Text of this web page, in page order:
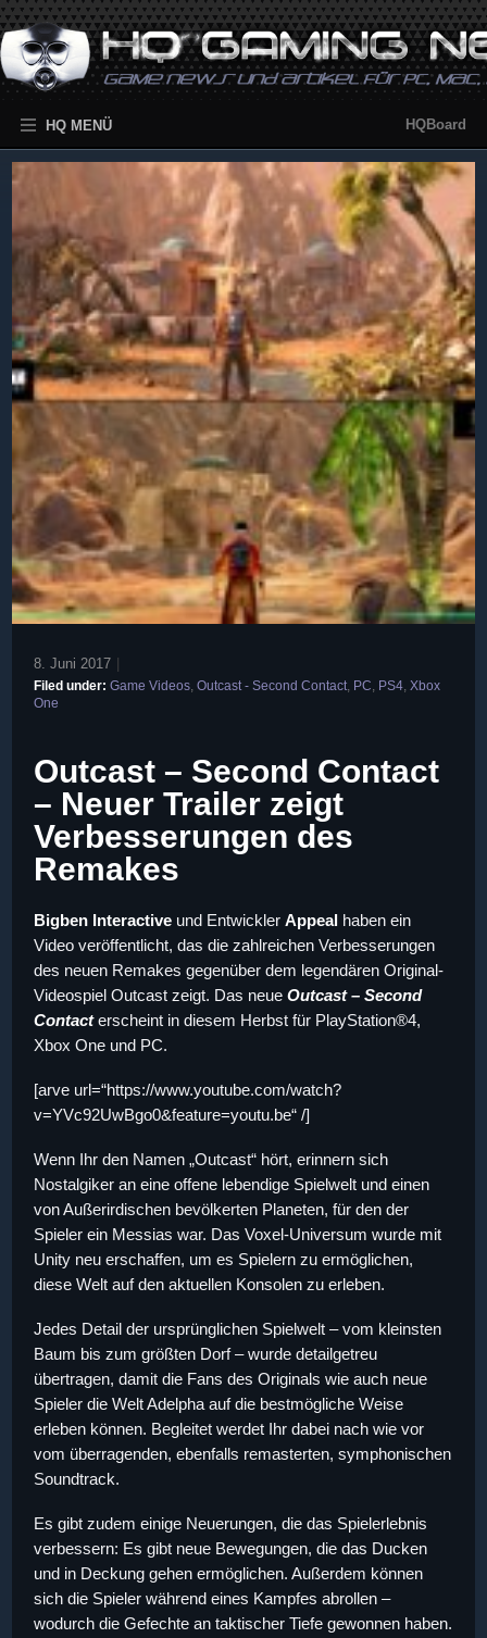
HQ MENÜ HQBoard
8. Juni 2017
Filed under: Game Videos, Outcast - Second Contact, PC, PS4, Xbox
One
Outcast – Second Contact
– Neuer Trailer zeigt
Verbesserungen des
Remakes
Bigben Interactive und Entwickler Appeal haben ein
Video veröffentlicht, das die zahlreichen Verbesserungen
des neuen Remakes gegenüber dem legendären Original-
Videospiel Outcast zeigt. Das neue Outcast – Second
Contacterscheint in diesem Herbst für PlayStation®4,
Xbox One und PC.
[arve url=“https://www.youtube.com/watch?
v=YVc92UwBgo0&feature=youtu.be“ /]
Wenn Ihr den Namen „Outcast“ hört, erinnern sich
Nostalgiker an eine offene lebendige Spielwelt und einen
von Außerirdischen bevölkerten Planeten, für den der
Spieler ein Messias war. Das Voxel-Universum wurde mit
Unity neu erschaffen, um es Spielern zu ermöglichen,
diese Welt auf den aktuellen Konsolen zu erleben.
Jedes Detail der ursprünglichen Spielwelt – vom kleinsten
Baum bis zum größten Dorf – wurde detailgetreu
übertragen, damit die Fans des Originals wie auch neue
Spieler die Welt Adelpha auf die bestmögliche Weise
erleben können. Begleitet werdet Ihr dabei nach wie vor
vom überragenden, ebenfalls remasterten, symphonischen
Soundtrack.
Es gibt zudem einige Neuerungen, die das Spielerlebnis
verbessern: Es gibt neue Bewegungen, die das Ducken
und in Deckung gehen ermöglichen. Außerdem können
sich die Spieler während eines Kampfes abrollen –
wodurch die Gefechte an taktischer Tiefe gewonnen haben.